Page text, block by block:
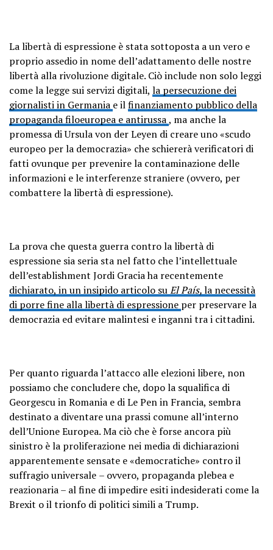
La libertà di espressione è stata sottoposta a unvero e
proprio assedioin nome dell’adattamento delle nostre
libertà alla rivoluzione digitale. Ciò include non solo leggi
come la legge sui servizi digitali, la persecuzione dei
giornalisti in Germania e ilfinanziamento pubblico della
propaganda filoeuropea e antirussa, ma anche la
promessa di Ursula von der Leyen di creare uno «scudo
europeo per la democrazia» che schiererà verificatori di
fatti ovunque per prevenire la contaminazione delle
informazioni e le interferenze straniere (ovvero, per
combattere la libertà di espressione).
La prova che questa guerra contro la libertà di
espressione sia seria sta nel fatto che l’intellettuale
dell’establishment Jordi Gracia ha recentemente
dichiarato, in un insipido articolo suEl País,la necessità
di porre fine alla libertà di espressione per preservare la
democrazia ed evitare malintesi e inganni tra i cittadini.
Per quanto riguarda l’attacco alle elezioni libere, non
possiamo che concludere che, dopo la squalifica di
Georgescu in Romania e di Le Pen in Francia, sembra
destinato a diventare una prassi comune all’interno
dell’Unione Europea. Ma ciò che è forse ancora più
sinistro è la proliferazione nei media di dichiarazioni
apparentemente sensate e «democratiche» contro il
suffragio universale – ovvero, propaganda plebea e
reazionaria – al fine di impedire esiti indesiderati come la
Brexit o il trionfo di politici simili a Trump.